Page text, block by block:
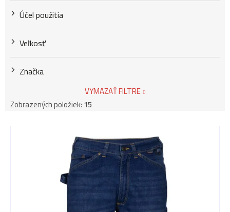
Účel použitia
Veľkosť
Značka
VYMAZAŤ FILTRE
Zobrazených položiek:15